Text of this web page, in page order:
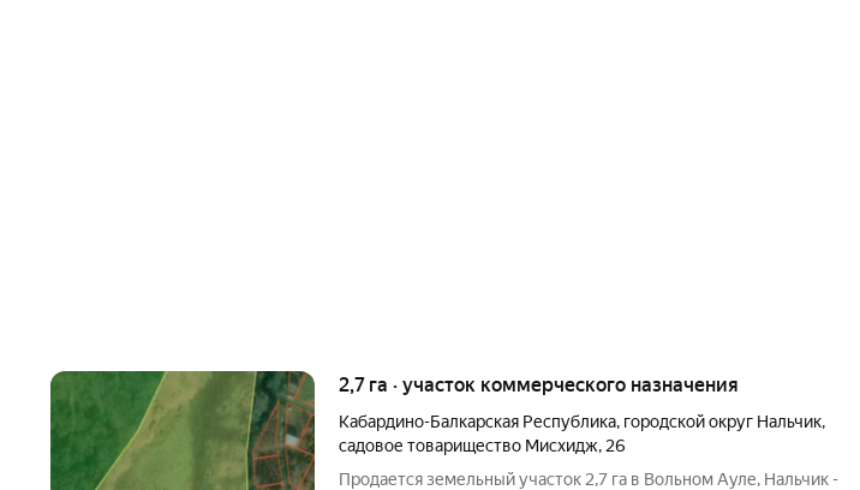
2,7 га · участок коммерческого назначения
Кабардино-Балкарская Республика, городской округ Нальчик,
садовое товарищество Мисхидж, 26
Продается земельный участок 2,7 га в Вольном Ауле, Нальчик -